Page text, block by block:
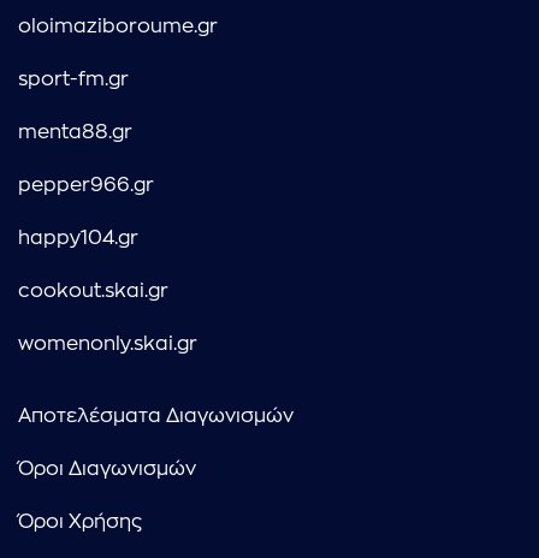
oloimaziboroume.gr
sport-fm.gr
menta88.gr
pepper966.gr
happy104.gr
cookout.skai.gr
womenonly.skai.gr
Αποτελέσματα Διαγωνισμών
Όροι Διαγωνισμών
Όροι Χρήσης